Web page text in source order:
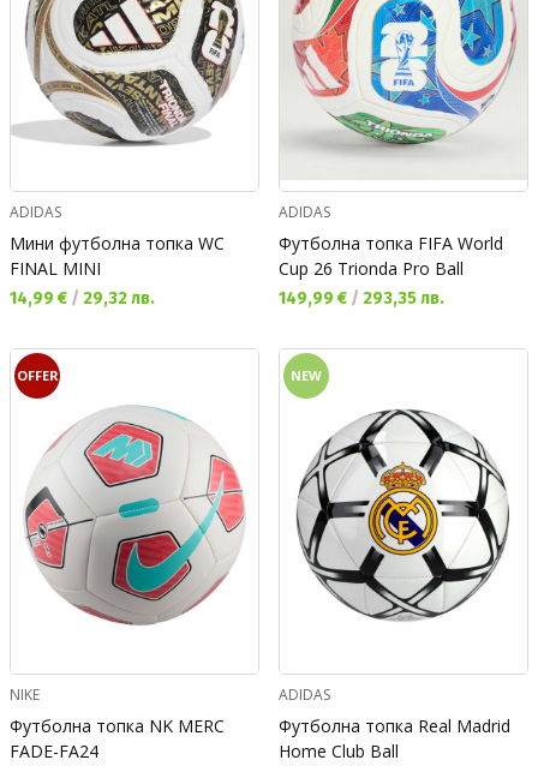
ADIDAS
Мини футболна топка WC
FINAL MINI
Текуща цена:
14,99 € / 29,32 лв.
ADIDAS
Футболна топка FIFA World
Cup 26 Trionda Pro Ball
Текуща цена:
149,99 € / 293,35 лв.
OFFER
NIKE
Футболна топка NK MERC
FADE-FA24
NEW
ADIDAS
Футболна топка Real Madrid
Home Club Ball